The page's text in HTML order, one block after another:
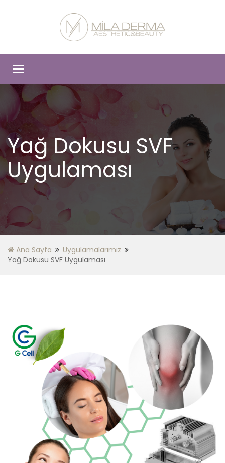
Toggle
Yağ Dokusu SVF
Uygulaması
Ana Sayfa
Uygulamalarımız
Yağ Dokusu SVF Uygulaması